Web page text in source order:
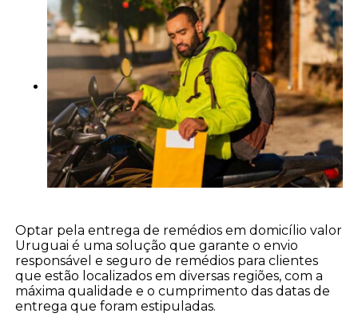
Optar pela entrega de remédios em domicílio valor
Uruguai é uma solução que garante o envio
responsável e seguro de remédios para clientes
que estão localizados em diversas regiões, com a
máxima qualidade e o cumprimento das datas de
entrega que foram estipuladas.